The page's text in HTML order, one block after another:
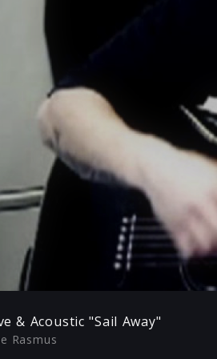
& Acoustic "Sail Away"
Rasmus